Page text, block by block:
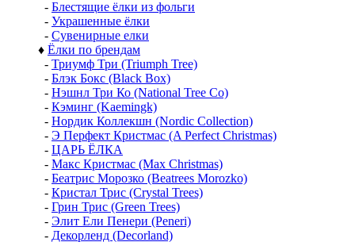
- Блестящие ёлки из фольги
- Украшенные ёлки
- Сувенирные елки
♦ Ёлки по брендам
- Триумф Три (Triumph Tree)
- Блэк Бокс (Black Box)
- Нэшнл Три Ко (National Tree Co)
- Кэминг (Kaemingk)
- Нордик Коллекшн (Nordic Collection)
- Э Перфект Кристмас (A Perfect Christmas)
- ЦАРЬ ЁЛКА
- Макс Кристмас (Max Christmas)
- Беатрис Морозко (Beatrees Morozko)
- Кристал Трис (Crystal Trees)
- Грин Трис (Green Trees)
- Элит Ели Пенери (Peneri)
- Декорленд (Decorland)